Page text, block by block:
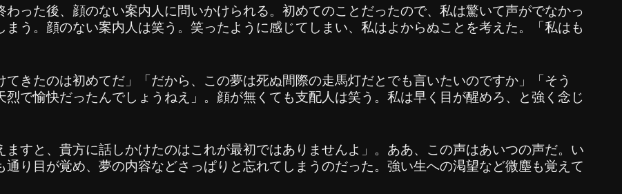
わった後、顔のない案内人に問いかけられる。初めてのことだったので、私は驚いて声がでなかっ
う。顔のない案内人は笑う。笑ったように感じてしまい、私はよからぬことを考えた。「私はも
てきたのは初めてだ」「だから、この夢は死ぬ間際の走馬灯だとでも言いたいのですか」「そう
で愉快だったんでしょうねえ」。顔が無くても支配人は笑う。私は早く目が醒めろ、と強く念じ
すと、貴方に話しかけたのはこれが最初ではありませんよ」。ああ、この声はあいつの声だ。い
り目が覚め、夢の内容などさっぱりと忘れてしまうのだった。強い生への渇望など微塵も覚えて